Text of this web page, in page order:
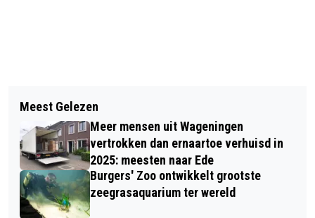
FOTOWEDSTRIJD 50 JAAR EUREGIO
RIJN-WAAL: GEEF ME DE VIJF(TIG)
PIETS WEERBERICHT: NAZOMER
Meest Gelezen
Meer mensen uit Wageningen
vertrokken dan ernaartoe verhuisd in
2025: meesten naar Ede
Burgers' Zoo ontwikkelt grootste
zeegrasaquarium ter wereld